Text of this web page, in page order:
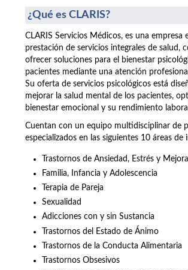
¿Qué es CLARIS?
CLARIS Servicios Médicos, es una empresa
prestación de servicios integrales de salud,
ofrecer soluciones para el bienestar
pacientes mediante una atención
Su oferta de servicios psicológicos está
mejorar la salud mental de los pacientes,
bienestar emocional y su rendimiento
Cuentan con un equipo multidisciplinar de
especializados en las siguientes 10 áreas de
Trastornos de Ansiedad, Estrés y
Familia, Infancia y Adolescencia
Terapia de Pareja
Sexualidad
Adicciones con y sin Sustancia
Trastornos del Estado de Ánimo
Trastornos de la Conducta Alimentaria
Trastornos Obsesivos